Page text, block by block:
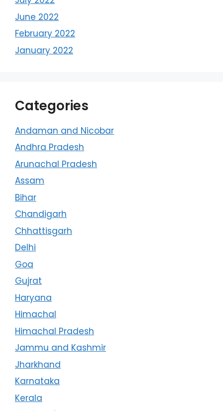
June 2022
February 2022
January 2022
Categories
Andaman and Nicobar
Andhra Pradesh
Arunachal Pradesh
Assam
Bihar
Chandigarh
Chhattisgarh
Delhi
Goa
Gujrat
Haryana
Himachal
Himachal Pradesh
Jammu and Kashmir
Jharkhand
Karnataka
Kerala